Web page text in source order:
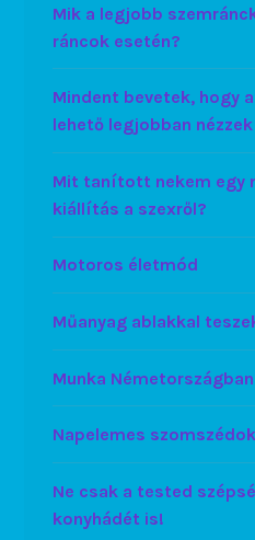
Mik a legjobb
ráncok esetén?
Mindent bevetek, hogy
lehető legjobban
Mit tanított nekem egy
kiállítás a szexről?
Motoros életmód
Műanyag ablakkal
Munka
Napelemes szomszédok
Ne csak a tested
konyhádét is!